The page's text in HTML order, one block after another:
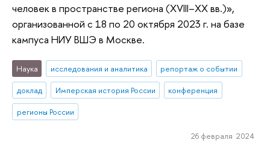
человек в пространстве региона (XVIII–XX вв.)»,
организованной с 18 по 20 октября 2023 г. на базе
кампуса НИУ ВШЭ в Москве.
Наука исследования и аналитика
репортаж о событии
доклад
Имперская история России
конференция
регионы России
26 февраля 2024